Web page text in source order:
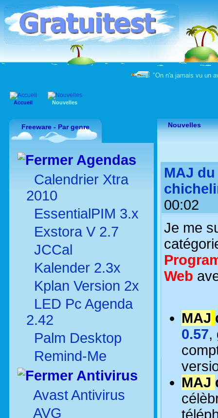
"On n'a jamais vu un
Accueil Nouvelles
Freeware - Par genre
Agendas
Calendrier Xtra
2010
EssentialPIM 3.x
Exstora V 2.7
JCCal
Kalender 2.3x
Kplan Version 2x
LED Pc Agenda
2.42
Palm Desktop
Remind-Me
Antivirus
Avast Antivirus
AVG
Nouvelles
MAJ
00:02
Je me
Web
MAJ
0.57,
MAJ